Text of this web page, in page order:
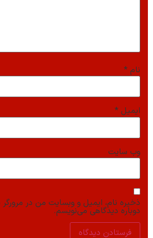
نام *
ایمیل *
وب‌ سایت
ذخیره نام، ایمیل و وبسایت من در مرورگر
دوباره دیدگاهی می‌نویسم.